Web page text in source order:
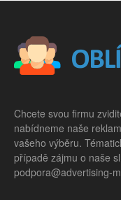
Chcete svou firmu
nabídneme naše
vašeho výběru.
případě zájmu o naše
podpora@advertising-